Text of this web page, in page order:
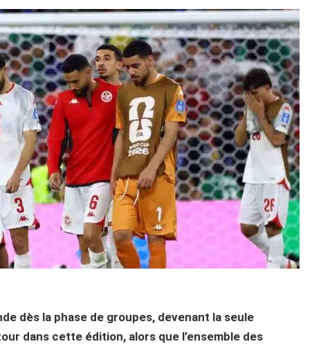
dès la phase de groupes, devenant la seule
dans cette édition, alors que l’ensemble des